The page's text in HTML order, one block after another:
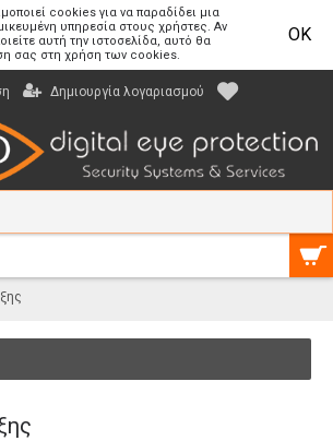
cookies για να παραδίδει μια
υπηρεσία στους χρήστες. Αν
αυτή την ιστοσελίδα, αυτό θα
σας στη χρήση των cookies.
OK
Δημιουργία λογαριασμού